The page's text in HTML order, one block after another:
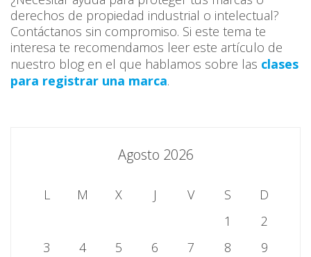
derechos de propiedad industrial o intelectual?
Contáctanos sin compromiso. Si este tema te
interesa te recomendamos leer este artículo de
nuestro blog en el que hablamos sobre las clases
para registrar una marca.
Agosto 2026
L M X J V S
D
1
2
3
4 5 6 7 8
9